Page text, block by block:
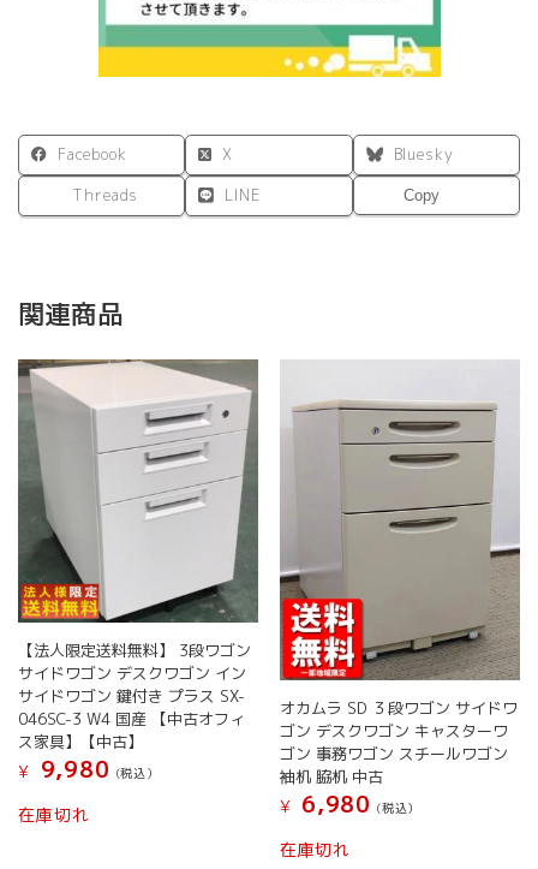
Facebook X
Bluesky
Threads
LINE Copy
関連商品
【法人限定送料無料】 3段ワゴン
サイドワゴン デスクワゴン イン
サイドワゴン 鍵付き プラス SX-
046SC-3 W4 国産 【中古オフィ
ス家具】【中古】
¥
9,980 (税込）
在庫切れ
オカムラ SD ３段ワゴン サイドワ
ゴン デスクワゴン キャスターワ
ゴン 事務ワゴン スチールワゴン
袖机 脇机 中古
¥
6,980 (税込）
在庫切れ